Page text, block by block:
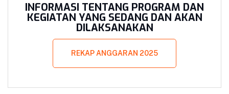
INFORMASI TENTANG PROGRAM DAN
KEGIATAN YANG SEDANG DAN AKAN
DILAKSANAKAN
REKAP ANGGARAN 2025